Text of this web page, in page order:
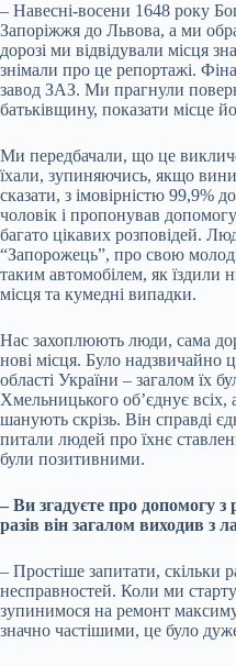
– Навесні-восени 1648 року
Запоріжжя до Львова, а ми
дорозі ми відвідували місця
знімали про це репортажі.
завод ЗАЗ. Ми прагнули
батьківщину, показати місце
Ми передбачали, що це
їхали, зупиняючись, якщо
сказати, з імовірністю 99,9%
чоловік і пропонував
багато цікавих розповідей.
“Запорожець”, про свою
таким автомобілем, як їздили
місця та кумедні випадки.
Нас захоплюють люди, сама
нові місця. Було надзвичайно
області України – загалом їх
Хмельницького об’єднує
шанують скрізь. Він справді
питали людей про їхнє
були позитивними.
– Ви згадуєте про допомогу
разів він загалом виходив з
– Простіше запитати, скільки
несправностей. Коли ми
зупинимося на ремонт
значно частішими, це було